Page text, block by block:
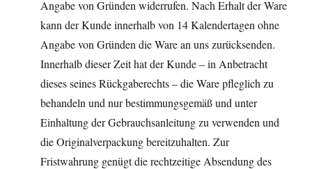
Angabe von Gründen widerrufen. Nach Erhalt der Ware
kann der Kunde innerhalb von 14 Kalendertagen ohne
Angabe von Gründen die Ware an uns zurücksenden.
Innerhalb dieser Zeit hat der Kunde – in Anbetracht
dieses seines Rückgaberechts – die Ware pfleglich zu
behandeln und nur bestimmungsgemäß und unter
Einhaltung der Gebrauchsanleitung zu verwenden und
die Originalverpackung bereitzuhalten. Zur
Fristwahrung genügt die rechtzeitige Absendung des